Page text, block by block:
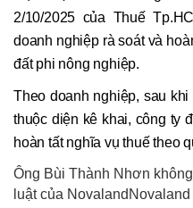
2/10/2025 của Thuế
doanh nghiệp rà soát và
đất phi nông nghiệp.
Theo doanh nghiệp, sau
thuộc diện kê khai, công ty
hoàn tất nghĩa vụ thuế theo
Ông Bùi Thành Nhơn
luật của